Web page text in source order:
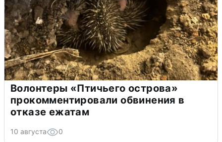
Волонтеры «Птичьего острова»
прокомментировали обвинения в
отказе ежатам
10 августа 0